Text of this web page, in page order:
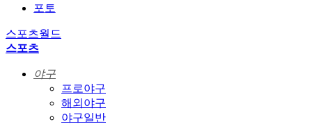
포토
스포츠월드
스포츠
야구
프로야구
해외야구
야구일반